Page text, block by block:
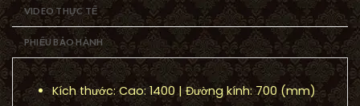
VIDEO THỰC TẾ
PHIẾU BẢO HÀNH
Kích thước: Cao: 1400 | Đường kính: 700 (mm)